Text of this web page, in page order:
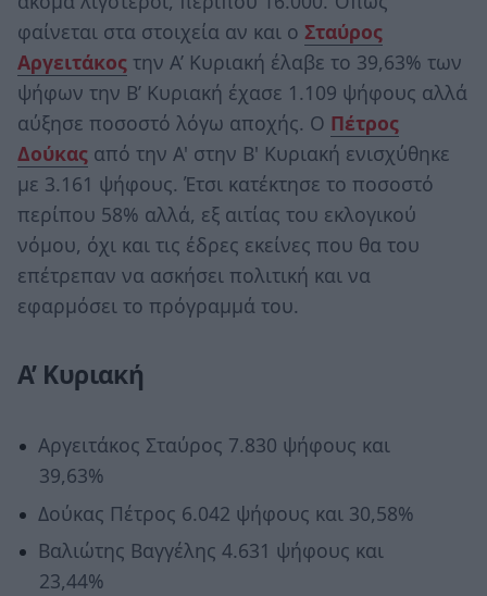
φαίνεται στα στοιχεία αν και ο Σταύρος
Αργειτάκος την Α’ Κυριακή έλαβε το 39,63% των
ψήφων την Β’ Κυριακή έχασε 1.109 ψήφους αλλά
αύξησε ποσοστό λόγω αποχής. Ο Πέτρος
Δούκας από την Α' στην Β' Κυριακή ενισχύθηκε
με 3.161 ψήφους. Έτσι κατέκτησε το ποσοστό
περίπου 58% αλλά, εξ αιτίας του εκλογικού
νόμου, όχι και τις έδρες εκείνες που θα του
επέτρεπαν να ασκήσει πολιτική και να
εφαρμόσει το πρόγραμμά του.
Α’ Κυριακή
Αργειτάκος Σταύρος 7.830 ψήφους και
39,63%
Δούκας Πέτρος 6.042 ψήφους και 30,58%
Βαλιώτης Βαγγέλης 4.631 ψήφους και
23,44%